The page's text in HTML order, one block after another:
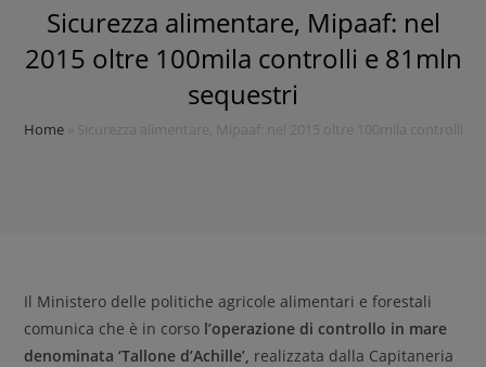
Sicurezza alimentare, Mipaaf: nel
2015 oltre 100mila controlli e 81mln
sequestri
Home Sicurezza alimentare, Mipaaf: nel 2015 oltre 100mila controlli e
Il Ministero delle politiche agricole alimentari e forestali
comunica che è in corso l’operazione di controllo in mare
denominata ‘Tallone d’Achille’, realizzata dalla Capitaneria